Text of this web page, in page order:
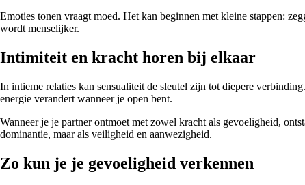
Emoties tonen vraagt moed. Het kan beginnen met kleine stappen:
wordt menselijker.
Intimiteit en kracht horen bij elkaar
In intieme relaties kan sensualiteit de sleutel zijn tot diepere
energie verandert wanneer je open bent.
Wanneer je je partner ontmoet met zowel kracht als gevoeligheid,
dominantie, maar als veiligheid en aanwezigheid.
Zo kun je je gevoeligheid verkennen